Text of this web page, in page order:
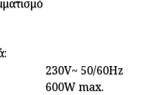
230V~ 50/60Hz
600W max.